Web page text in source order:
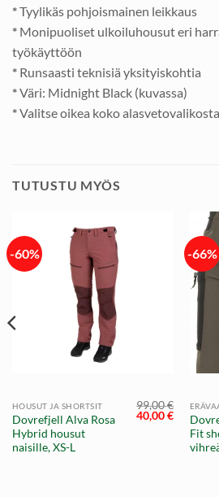
*Tyylikäs pohjoismainen leikkaus
* Monipuoliset ulkoiluhousut eri
työkäyttöön
* Runsaasti teknisiä yksityiskohtia
*Väri: Midnight Black (kuvassa)
*Valitse oikea koko alasvetovalikosta
TUTUSTU MYÖS
-60%
HOUSUT JA SHORTSIT
Dovrefjell Alva Rosa
Hybrid housut
naisille, XS-L
99,00€
Alkuperäinen
hinta
40,00€Nykyinen
hinta
40,00 €.
-66%
Fit